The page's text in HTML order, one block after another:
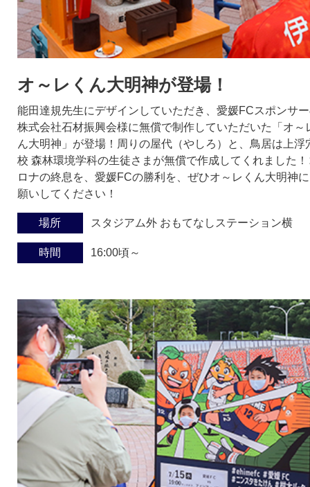
オ～レくん大明神が登場！
能田達規先生にデザインしていただき、愛媛FCスポンサ
株式会社石材振興会様に無償で制作していただいた「オ～
ん大明神」が登場！周りの屋代（やしろ）と、鳥居は上浮
校 森林環境学科の生徒さまが無償で作成してくれました！
ロナの終息を、愛媛FCの勝利を、ぜひオ～レくん大明神
願いしてください！
場所 スタジアム外 おもてなしステーション横
時間 16:00頃～